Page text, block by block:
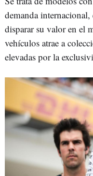
demanda internacional,
disparar su valor en el
vehículos atrae a
elevadas por la